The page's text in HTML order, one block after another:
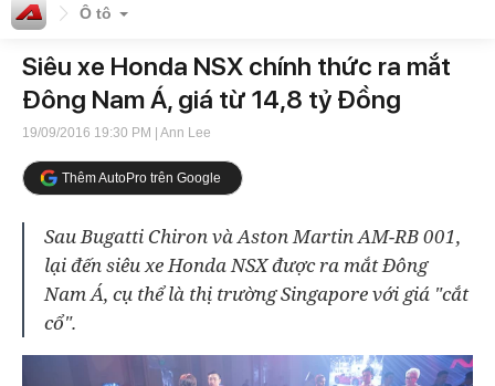
Ô tô
Siêu xe Honda NSX chính thức ra mắt
Đông Nam Á, giá từ 14,8 tỷ Đồng
19/09/2016 19:30 PM | Ann Lee
Thêm AutoPro trên Google
Sau Bugatti Chiron và Aston Martin AM-RB 001,
lại đến siêu xe Honda NSX được ra mắt Đông
Nam Á, cụ thể là thị trường Singapore với giá "cắt
cổ".